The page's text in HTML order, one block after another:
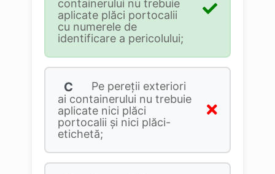
containerului nu trebuie
aplicate plăci portocalii
cu numerele de
identificare a pericolului;
C
Pe pereții exteriori
ai containerului nu trebuie
aplicate nici plăci
portocalii și nici plăci-
etichetă;